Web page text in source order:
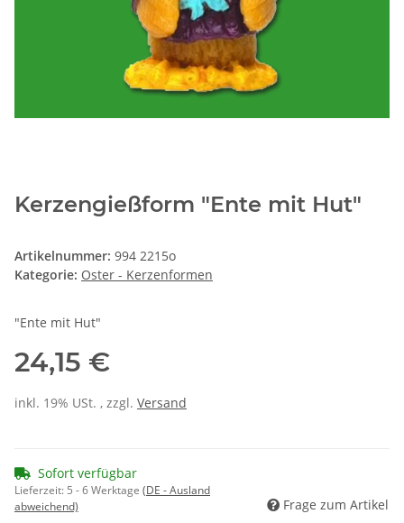
Kerzengießform "Ente mit Hut"
Artikelnummer: 994 2215o
Kategorie: Oster - Kerzenformen
"Ente mit Hut"
24,15 €
inkl. 19% USt. , zzgl. Versand
Sofort verfügbar
Lieferzeit: 5 - 6 Werktage (DE - Ausland
abweichend)
Frage zum Artikel